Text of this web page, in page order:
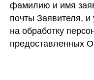
фамилию и имя
почты Заявителя, и
на обработку
предоставленных